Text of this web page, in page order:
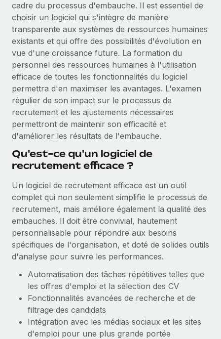
Demandez aux experts
Recevez des conseils d’experts sur les RH à
l’international et la conformité
Contrôles d’antécédents
Remote Watchtower
Gardez un temps d’avance sur les risques en
matière de conformité
Gestion des appareils
Achetez et suivez vos équipements informatiques
Création d’entité
Établissez des entités rapidement et en toute
conformité
Mobilité et déménagement international
Organisez facilement le déménagement de vos
Avantages sociaux
Gérez facilement les avantages sociaux
Explorez avec nous vos opportunités de partenariat
Remote Build
Bientôt disponible
Conseil en intégrations et automatisations assistées par
l’IA
Données sur les salaires et les talents
Centre de ressources
Obtenir de l’aide
Voir toutes les ressources
BLOG
Paie multipays
EOR et PEO
Gestion des freelances
Taxes
Explorer le blog
BLOG
Mises à jour des produits de Remote :
freelances Plus
Remote a toujours pour mission d'aider les entreprises de
En savoir plus
cadre du processus d'embauche. Il est essentiel de
choisir un logiciel qui s'intègre de manière
transparente aux systèmes de ressources humaines
existants et qui offre des possibilités d'évolution en
vue d'une croissance future. La formation du
personnel des ressources humaines à l'utilisation
efficace de toutes les fonctionnalités du logiciel
permettra d'en maximiser les avantages. L'examen
régulier de son impact sur le processus de
recrutement et les ajustements nécessaires
permettront de maintenir son efficacité et
d'améliorer les résultats de l'embauche.
Qu'est-ce qu'un logiciel de
recrutement efficace ?
Un logiciel de recrutement efficace est un outil
complet qui non seulement simplifie le processus de
recrutement, mais améliore également la qualité des
embauches. Il doit être convivial, hautement
personnalisable pour répondre aux besoins
spécifiques de l'organisation, et doté de solides outils
d'analyse pour suivre les performances.
Automatisation des tâches répétitives telles que
les offres d'emploi et la sélection des CV
Fonctionnalités avancées de recherche et de
filtrage des candidats
Intégration avec les médias sociaux et les sites
d'emploi pour une plus grande portée